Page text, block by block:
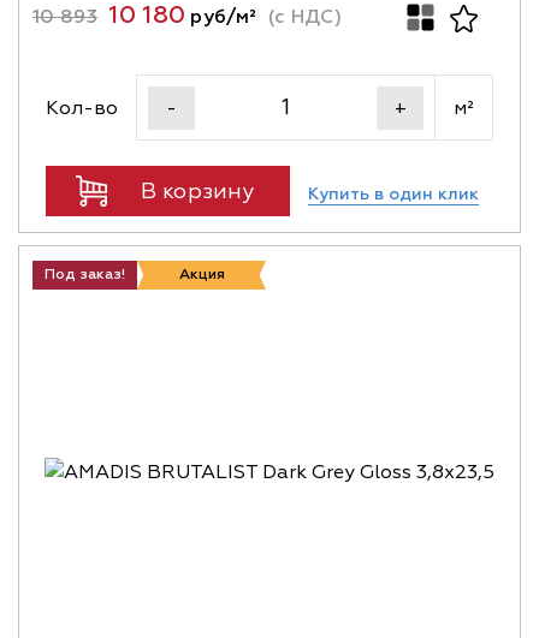
10 893 10 180 руб/м² (с НДС)
Кол-во - + м²
В корзину Купить в один клик
Под заказ! Акция